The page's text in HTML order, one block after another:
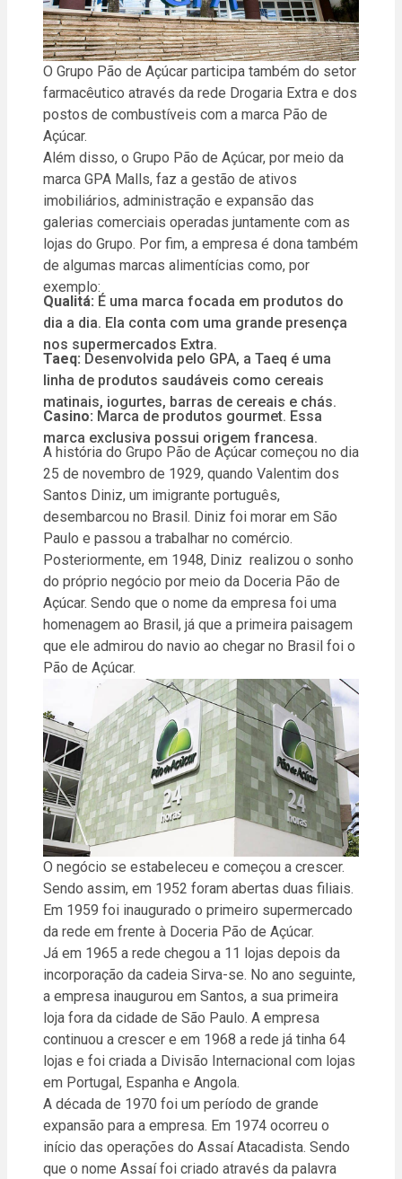
O Grupo Pão de Açúcar participa também do setor
farmacêutico através da rede Drogaria Extra e dos
postos de combustíveis com a marca Pão de
Açúcar.
Além disso, o Grupo Pão de Açúcar, por meio da
marca GPA Malls, faz a gestão de ativos
imobiliários, administração e expansão das
galerias comerciais operadas juntamente com as
lojas do Grupo. Por fim, a empresa é dona também
de algumas marcas alimentícias como, por
exemplo:
Qualitá: É uma marca focada em produtos do
dia a dia. Ela conta com uma grande presença
nos supermercados Extra.
Taeq: Desenvolvida pelo GPA, a Taeq é uma
linha de produtos saudáveis como cereais
matinais, iogurtes, barras de cereais e chás.
Casino: Marca de produtos gourmet. Essa
marca exclusiva possui origem francesa.
A história do Grupo Pão de Açúcar começou no dia
25 de novembro de 1929, quando Valentim dos
Santos Diniz, um imigrante português,
desembarcou no Brasil. Diniz foi morar em São
Paulo e passou a trabalhar no comércio.
Posteriormente, em 1948, Diniz realizou o sonho
do próprio negócio por meio da Doceria Pão de
Açúcar. Sendo que o nome da empresa foi uma
homenagem ao Brasil, já que a primeira paisagem
que ele admirou do navio ao chegar no Brasil foi o
Pão de Açúcar.
O negócio se estabeleceu e começou a crescer.
Sendo assim, em 1952 foram abertas duas filiais.
Em 1959 foi inaugurado o primeiro supermercado
da rede em frente à Doceria Pão de Açúcar.
Já em 1965 a rede chegou a 11 lojas depois da
incorporação da cadeia Sirva-se. No ano seguinte,
a empresa inaugurou em Santos, a sua primeira
loja fora da cidade de São Paulo. A empresa
continuou a crescer e em 1968 a rede já tinha 64
lojas e foi criada a Divisão Internacional com lojas
em Portugal, Espanha e Angola.
A década de 1970 foi um período de grande
expansão para a empresa. Em 1974 ocorreu o
início das operações do Assaí Atacadista. Sendo
que o nome Assaí foi criado através da palavra